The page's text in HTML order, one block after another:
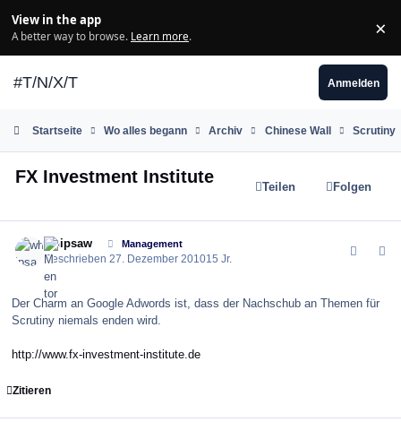
View in the app
A better way to browse. Learn more. ×
#T/N/X/T Anmelden
Startseite Wo alles begann Archiv Chinese Wall Scrutiny
FX Investment Institute Teilen Folgen
whipsaw Management
Geschrieben27. Dezember 201015 Jr.
Der Charm an Google Adwords ist, dass der Nachschub an Themen für
Scrutiny niemals enden wird.
http://www.fx-investment-institute.de
Zitieren